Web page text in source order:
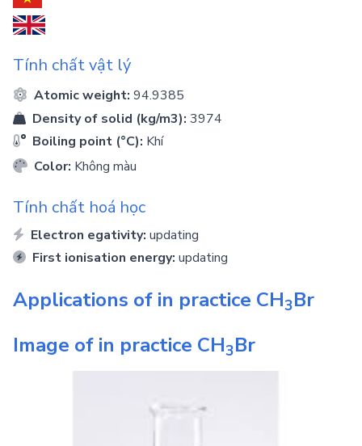
Tính chất vật lý
Atomic weight: 94.9385
Density of solid (kg/m3): 3974
Boiling point (°C): Khí
Color: Không màu
Tính chất hoá học
Electron egativity: updating
First ionisation energy: updating
Applications of in practice CH3Br
Image of in practice CH3Br